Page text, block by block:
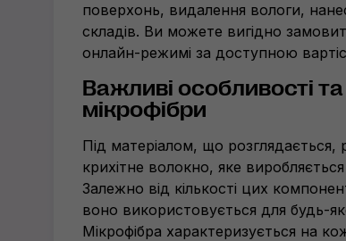
поверхонь, видалення вологи,
складів. Ви можете вигідно
онлайн-режимі за доступною
Важливі особливості
мікрофібри
Під матеріалом, що розглядається,
крихітне волокно, яке виробляється
Залежно від кількості цих
воно використовується для будь-
Мікрофібра характеризується на